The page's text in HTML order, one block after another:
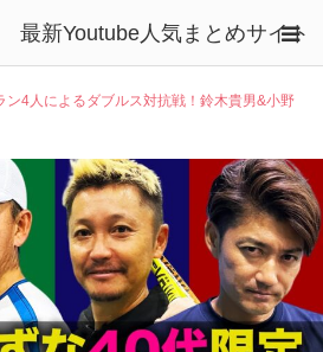
最新Youtube人気まとめサイト
ン4人によるダブルス対抗戦！鈴木貴男&小野